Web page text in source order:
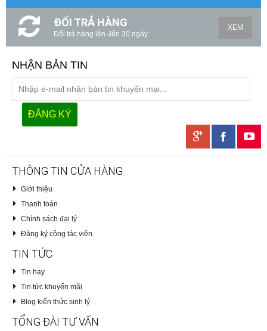
ĐỔI TRẢ HÀNG
Đổi trả hàng lên đến 30 ngày
XEM
NHẬN BẢN TIN
THÔNG TIN CỬA HÀNG
Giới thiệu
Thanh toán
Chính sách đại lý
Đăng ký cộng tác viên
TIN TỨC
Tin hay
Tin tức khuyến mãi
Blog kiến thức sinh lý
TỔNG ĐÀI TƯ VẤN